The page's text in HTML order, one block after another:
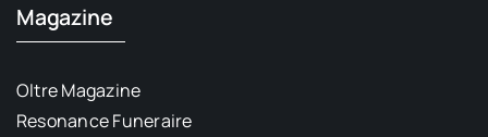
Magazine
Oltre Magazine
Resonance Funeraire